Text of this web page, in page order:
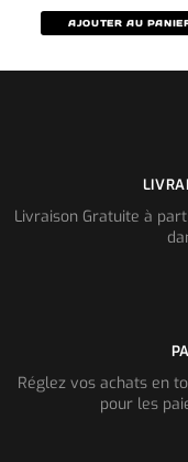
AJOUTER AU
Livraison Gratuite à
Réglez vos achats en
pour les